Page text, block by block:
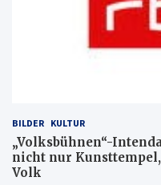
BILDER KULTUR
„Volksbühnen“-
nicht nur
Volk